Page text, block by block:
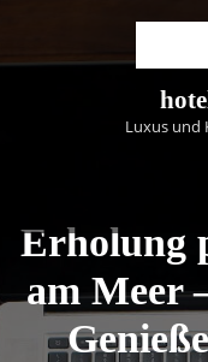
content
Luxus und
Erholung
am Meer